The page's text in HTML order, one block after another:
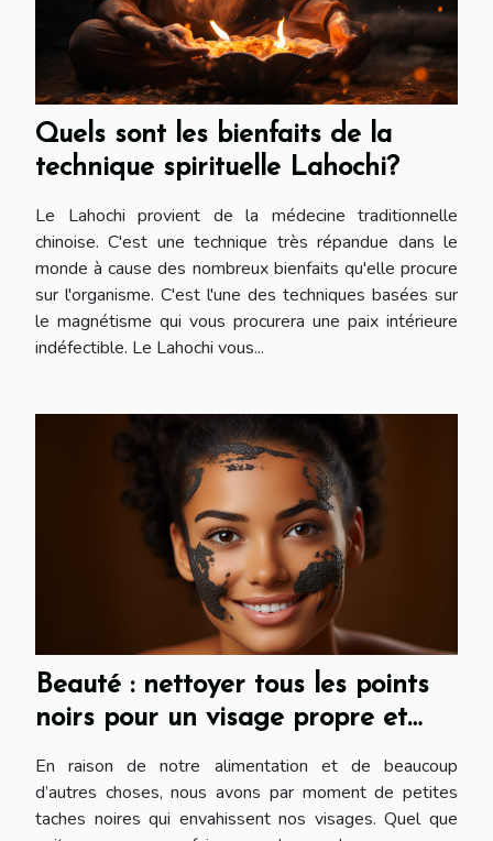
Quels sont les bienfaits de la
technique spirituelle Lahochi?
Le Lahochi provient de la médecine traditionnelle
chinoise. C'est une technique très répandue dans le
monde à cause des nombreux bienfaits qu'elle procure
sur l'organisme. C'est l'une des techniques basées sur
le magnétisme qui vous procurera une paix intérieure
indéfectible. Le Lahochi vous...
Beauté : nettoyer tous les points
noirs pour un visage propre et
En raison de notre alimentation et de beaucoup
d’autres choses, nous avons par moment de petites
taches noires qui envahissent nos visages. Quel que